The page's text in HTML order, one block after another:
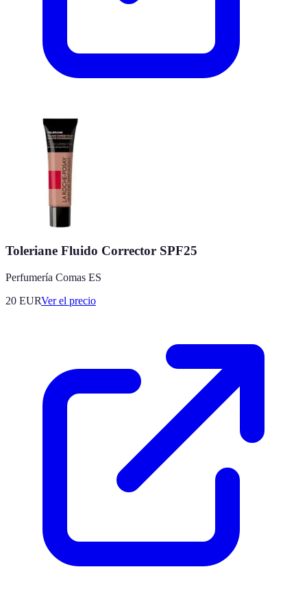
Toleriane Fluido Corrector SPF25
Perfumería Comas ES
20 EURVer el precio